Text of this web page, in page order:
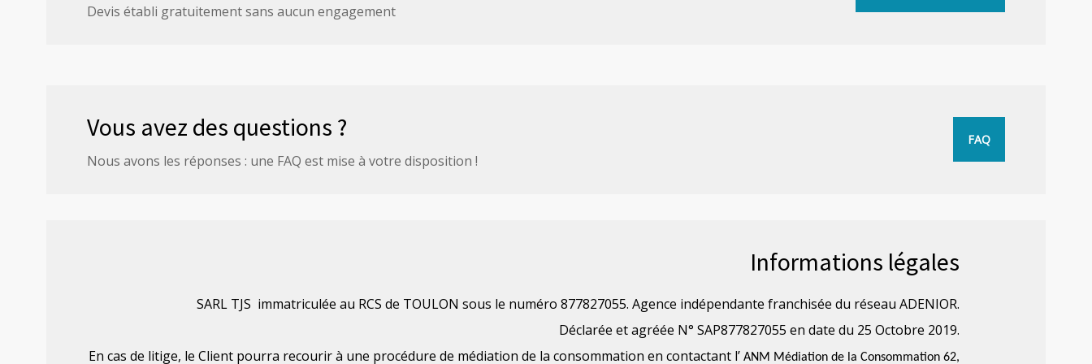
Devis établi gratuitement sans aucun engagement
Vous avez des questions ?
Nous avons les réponses : une FAQ est mise à votre disposition !
FAQ
Informations légales
SARL TJS immatriculée au RCS de TOULON sous le numéro 877827055. Agence indépendante franchisée du réseau ADENIOR.
Déclarée et agréée N° SAP877827055 en date du 25 Octobre 2019.
En cas de litige, le Client pourra recourir à une procédure de médiation de la consommation en contactant l’ ANM Médiation de la Consommation 62,